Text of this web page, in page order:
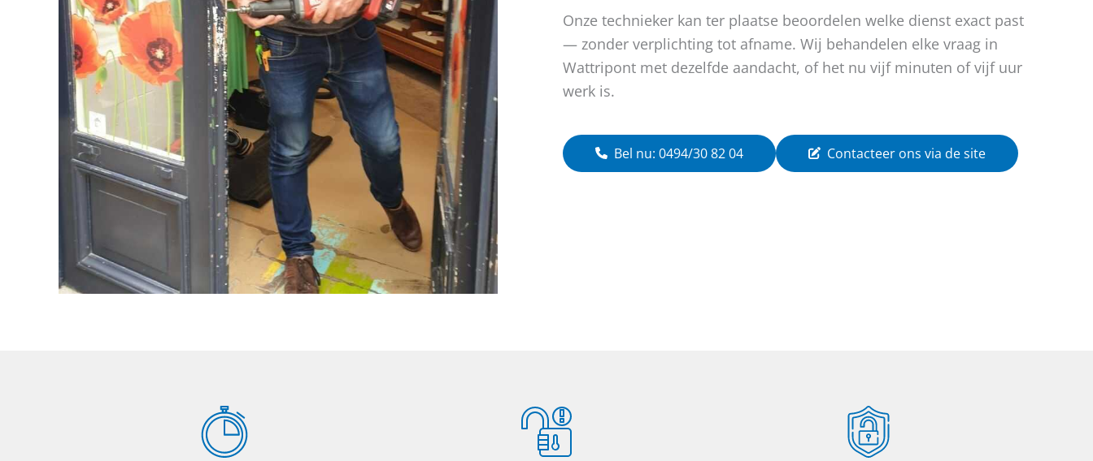
Onze technieker kan ter plaatse beoordelen welke dienst exact past
— zonder verplichting tot afname. Wij behandelen elke vraag in
Wattripont met dezelfde aandacht, of het nu vijf minuten of vijf uur
werk is.
Bel nu: 0494/30 82 04 Contacteer ons via de site